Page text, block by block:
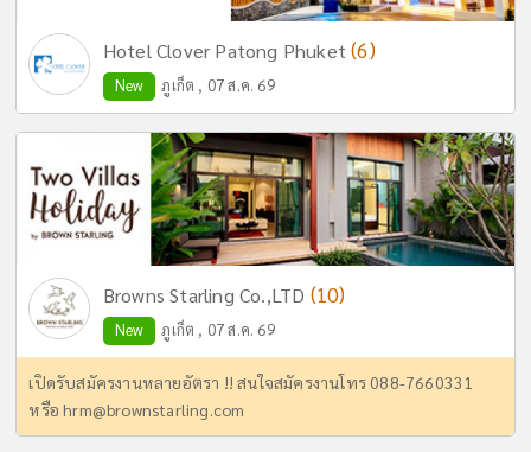
Hotel Clover Patong Phuket(6)
New ภูเก็ต , 07 ส.ค. 69
Browns Starling Co.,LTD (10)
New ภูเก็ต , 07 ส.ค. 69
เปิดรับสมัครงานหลายอัตรา !! สนใจสมัครงานโทร 088-7660331
หรือhrm@brownstarling.com